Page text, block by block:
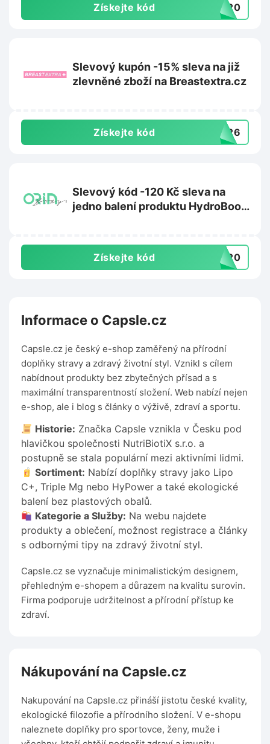
Získejte kód DS20
Slevový kupón -15% sleva na již
zlevněné zboží na Breastextra.cz
Získejte kód ST26
Slevový kód -120 Kč sleva na
jedno balení produktu HydroBoost
Získejte kód o120
Informace o Capsle.cz
Capsle.cz je český e-shop zaměřený na přírodní
doplňky stravy a zdravý životní styl. Vznikl s cílem
nabídnout produkty bez zbytečných přísad a s
maximální transparentností složení. Web nabízí nejen
e-shop, ale i blog s články o výživě, zdraví a sportu.
Historie: Značka Capsle vznikla v Česku pod
hlavičkou společnosti NutriBiotiX s.r.o. a
postupně se stala populární mezi aktivními lidmi.
Sortiment: Nabízí doplňky stravy jako Lipo
C+, Triple Mg nebo HyPower a také ekologické
balení bez plastových obalů.
Kategorie a Služby: Na webu najdete
produkty a oblečení, možnost registrace a články
s odbornými tipy na zdravý životní styl.
Capsle.cz se vyznačuje minimalistickým designem,
přehledným e-shopem a důrazem na kvalitu surovin.
Firma podporuje udržitelnost a přírodní přístup ke
zdraví.
Nákupování na Capsle.cz
Nakupování na Capsle.cz přináší jistotu české kvality,
ekologické filozofie a přírodního složení. V e-shopu
naleznete doplňky pro sportovce, ženy, muže i